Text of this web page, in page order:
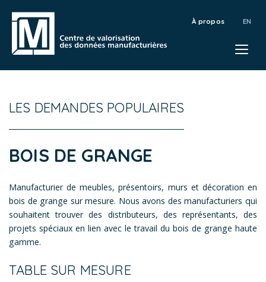
À propos
LES DEMANDES POPULAIRES
BOIS DE GRANGE
Manufacturier de meubles, présentoirs, murs et décoration en
bois de grange sur mesure. Nous avons des manufacturiers qui
souhaitent trouver des distributeurs, des représentants, des
projets spéciaux en lien avec le travail du bois de grange haute
gamme.
TABLE SUR MESURE